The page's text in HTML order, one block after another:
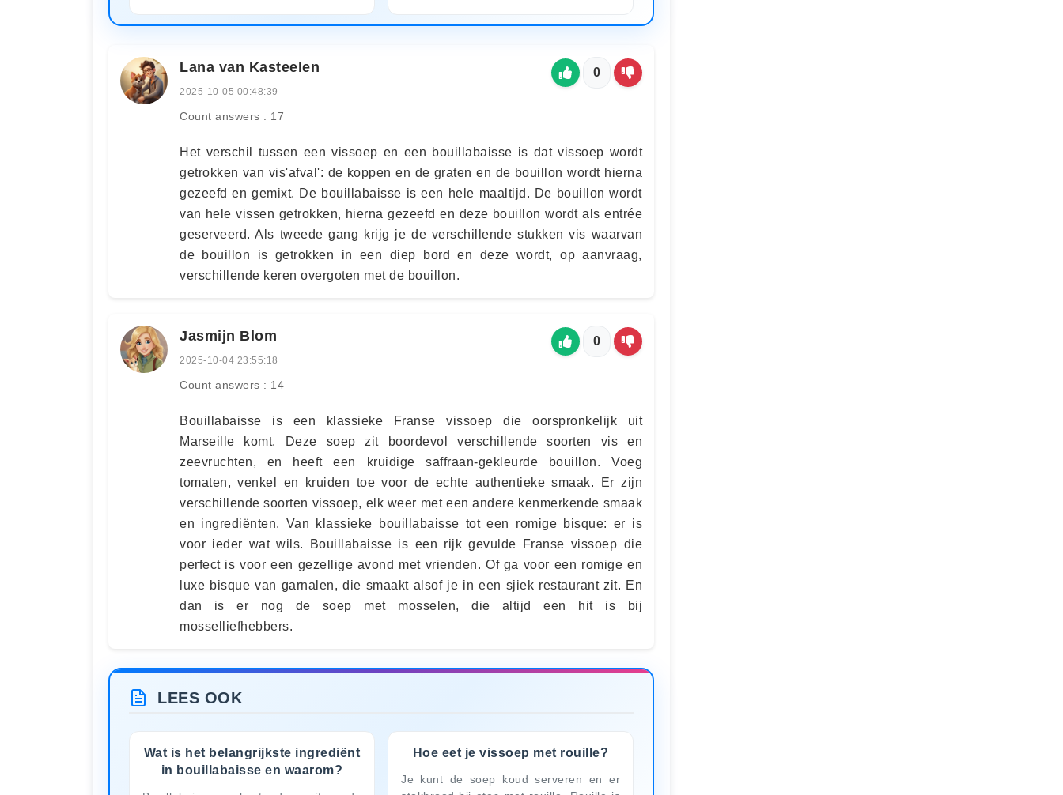
Lana van Kasteelen
2025-10-05 00:48:39
Count answers : 17
0
Het verschil tussen een vissoep en een bouillabaisse is dat vissoep wordt
getrokken van vis'afval': de koppen en de graten en de bouillon wordt hierna
gezeefd en gemixt. De bouillabaisse is een hele maaltijd. De bouillon wordt
van hele vissen getrokken, hierna gezeefd en deze bouillon wordt als entrée
geserveerd. Als tweede gang krijg je de verschillende stukken vis waarvan
de bouillon is getrokken in een diep bord en deze wordt, op aanvraag,
verschillende keren overgoten met de bouillon.
Jasmijn Blom
2025-10-04 23:55:18
Count answers : 14
0
Bouillabaisse is een klassieke Franse vissoep die oorspronkelijk uit
Marseille komt. Deze soep zit boordevol verschillende soorten vis en
zeevruchten, en heeft een kruidige saffraan-gekleurde bouillon. Voeg
tomaten, venkel en kruiden toe voor de echte authentieke smaak. Er zijn
verschillende soorten vissoep, elk weer met een andere kenmerkende smaak
en ingrediënten. Van klassieke bouillabaisse tot een romige bisque: er is
voor ieder wat wils. Bouillabaisse is een rijk gevulde Franse vissoep die
perfect is voor een gezellige avond met vrienden. Of ga voor een romige en
luxe bisque van garnalen, die smaakt alsof je in een sjiek restaurant zit. En
dan is er nog de soep met mosselen, die altijd een hit is bij
mosselliefhebbers.
LEES OOK
Wat is het belangrijkste ingrediënt
in bouillabaisse en waarom?
Hoe eet je vissoep met rouille?
Je kunt de soep koud serveren en er